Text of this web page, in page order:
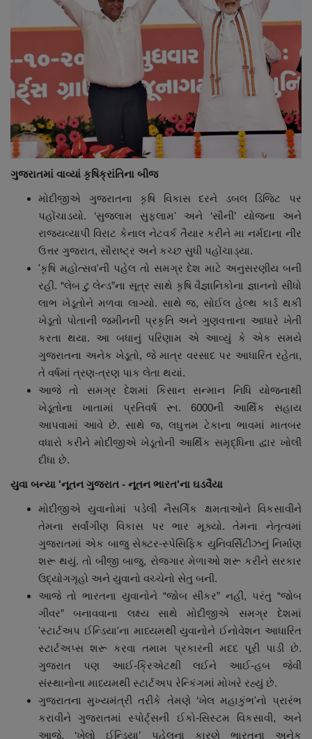
ગુજરાતમાં વાવ્યાં કૃષિક્રાંતિના બીજ
મોદીજીએ ગુજરાતના કૃષિ વિકાસ દરને ડબલ ડિજિટ પર
પહોંચાડયો. ‘સુજલામ સુફલામ' અને ‘સૌની’ યોજના અને
રાજ્યવ્યાપી વિરાટ કેનાલ નેટવર્ક તૈયાર કરીને મા નર્મદાના નીર
ઉત્તર ગુજરાત, સૌરાષ્ટ્ર અને કચ્છ સુધી પહોંચાડ્યા.
'કૃષિ મહોત્સવ'ની પહેલ તો સમગ્ર દેશ માટે અનુસરણીય બની
રહી. “લેબ ટુ લેન્ડ”ના સૂત્ર સાથે કૃષિ વૈજ્ઞાનિકોના જ્ઞાનનો સીધો
લાભ ખેડૂતોને મળવા લાગ્યો. સાથે જ, સોઈલ હેલ્થ કાર્ડ થકી
ખેડૂતો પોતાની જમીનની પ્રકૃતિ અને ગુણવત્તાના આધારે ખેતી
કરતા થયા. આ બધાનું પરિણામ એ આવ્યું કે એક સમયે
ગુજરાતના અનેક ખેડૂતો, જે માત્ર વરસાદ પર આધારિત રહેતા,
તે વર્ષમાં ત્રણ-ત્રણ પાક લેતા થયાં.
આજે તો સમગ્ર દેશમાં કિસાન સન્માન નિધિ યોજનાથી
ખેડૂતોના ખાતામાં પ્રતિવર્ષ રૂા. 6000ની આર્થિક સહાય
આપવામાં આવે છે. સાથે જ, લઘુત્તમ ટેકાના ભાવમાં માતબર
વધારો કરીને મોદીજીએ ખેડૂતોની આર્થિક સમૃદ્ધિના દ્વાર ખોલી
દીધા છે.
યુવા બન્યા 'નૂતન ગુજરાત - નૂતન ભારત'ના ઘડવૈયા
મોદીજીએ યુવાનોમાં પડેલી નૈસર્ગિક ક્ષમતાઓને વિકસાવીને
તેમના સર્વાંગીણ વિકાસ પર ભાર મૂક્યો. તેમના નેતૃત્વમાં
ગુજરાતમાં એક બાજુ સેક્ટર-સ્પેસિફિક યુનિવર્સિટીઝનું નિર્માણ
શરૂ થયું. તો બીજી બાજુ, રોજગાર મેળાઓ શરૂ કરીને સરકાર
ઉદ્યોગગૃહો અને યુવાનો વચ્ચેનો સેતુ બની.
આજે તો ભારતના યુવાનોને “જોબ સીકર” નહીં, પરંતુ “જોબ
ગીવર” બનાવવાના લક્ષ્ય સાથે મોદીજીએ સમગ્ર દેશમાં
'સ્ટાર્ટઅપ ઈન્ડિયા'ના માધ્યમથી યુવાનોને ઈનોવેશન આધારિત
સ્ટાર્ટઅપ્સ શરૂ કરવા તમામ પ્રકારની મદદ પૂરી પાડી છે.
ગુજરાત પણ આઈ-ક્રિએટથી લઈને આઈ-હબ જેવી
સંસ્થાનોના માધ્યમથી સ્ટાર્ટઅપ રેન્કિંગમાં મોખરે રહ્યું છે.
ગુજરાતના મુખ્યમંત્રી તરીકે તેમણે ‘ખેલ મહાકુંભ'નો પ્રારંભ
કરાવીને ગુજરાતમાં સ્પોર્ટ્સની ઈકો-સિસ્ટમ વિકસાવી, અને
આજે, ‘ખેલો ઈન્ડિયા’ પહેલના કારણે ભારતના અનેક